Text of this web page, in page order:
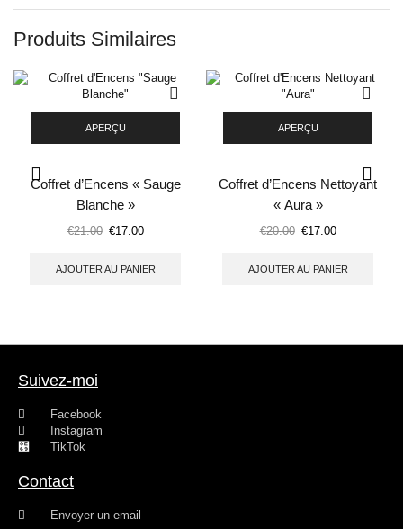
Produits Similaires
APERÇU
Coffret d’Encens « Sauge
Blanche »
€21.00 €17.00
AJOUTER AU PANIER
APERÇU
Coffret d’Encens Nettoyant
« Aura »
€20.00 €17.00
AJOUTER AU PANIER
Suivez-moi
Facebook
Instagram
TikTok
Contact
Envoyer un email